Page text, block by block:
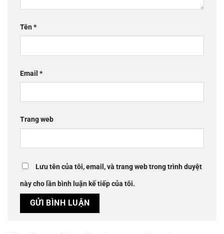
Tên*
Email *
Trang web
Lưu tên của tôi, email, và trang web trong trình duyệt
này cho lần bình luận kế tiếp của tôi.